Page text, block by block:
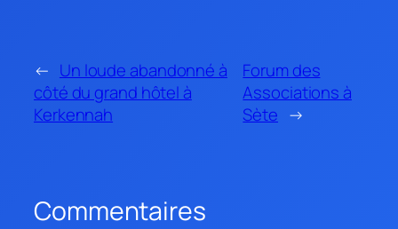
← Un loude abandonné à
côté du grand hôtel à
Kerkennah
Forum des
Associations à
Sète →
Commentaires